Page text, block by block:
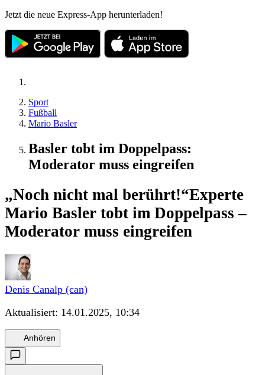
Jetzt die neue Express-App herunterladen!
Sport
Fußball
Mario Basler
Basler tobt im Doppelpass:
Moderator muss eingreifen
„Noch nicht mal berührt!“Experte
Mario Basler tobt im Doppelpass –
Moderator muss eingreifen
Denis Canalp (can)
Aktualisiert: 14.01.2025, 10:34
Anhören